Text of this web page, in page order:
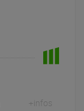
+infos